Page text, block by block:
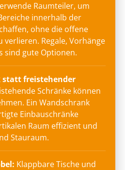
Raumteiler, um
innerhalb der
ohne die offene
verlieren. Regale, Vorhänge
sind gute Optionen.
statt freistehender
Schränke können
Ein Wandschrank
Einbauschränke
Raum effizient und
Stauraum.
Klappbare Tische und